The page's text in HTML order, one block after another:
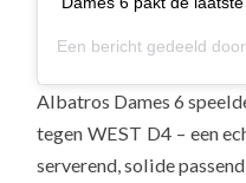
Een bericht gedeeld door
Albatros Dames 6
tegen WEST D4 – een
serverend, solide